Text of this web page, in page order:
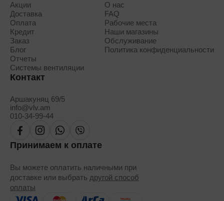
Акции
Доставка
Оплата
Кредит
Заказ
Блог
Отчеты
Системы вентиляции
О нас
FAQ
Рабочие места
Наши магазины
Обслуживание
Политика конфиденциальности
Контакт
Аршакуняц 69/5
info@vlv.am
010-34-99-44
Принимаем к оплате
Вы можете оплатить наличными при
доставке или выбрать другой способ
оплаты